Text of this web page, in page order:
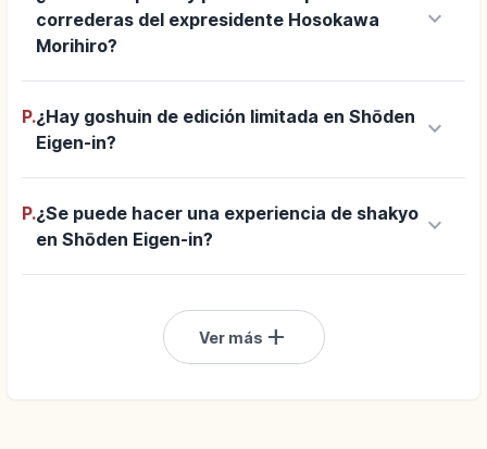
correderas del expresidente Hosokawa
Morihiro?
keyboard_arrow_down
P.¿Hay goshuin de edición limitada en Shōden
Eigen-in?
keyboard_arrow_down
P.¿Se puede hacer una experiencia de shakyo
en Shōden Eigen-in?
keyboard_arrow_down
Ver más add